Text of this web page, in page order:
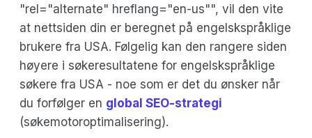
"rel="alternate" hreflang="en-us"", vil den vite
at nettsiden din er beregnet på engelskspråklige
brukere fra USA. Følgelig kan den rangere siden
høyere i søkeresultatene for engelskspråklige
søkere fra USA - noe som er det du ønsker når
du forfølger en global SEO-strategi
(søkemotoroptimalisering).